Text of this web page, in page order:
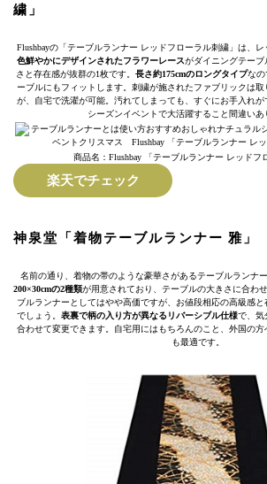
繍」
Flushbayの「テーブルランナー レッドフローラル刺繍」は、
色鮮やかにデザインされたフラワーレースがダイニングテー
さと存在感が抜群の1枚です。 長さ約175cmのロングタイプなの
ーブルにもフィットします。刺繍が施されたファブリックは
が、自宅で洗濯が可能。汚れてしまっても、すぐにお手入れ
シーズンイベントで大活躍すること間違いあ
商品名：Flushbay 「テーブルランナー レッドフ
楽天でチェック
神泉堂「着物テーブルランナー 雅」
名前の通り、着物の帯のような豪華さがあるテーブルランナ
200×30cmの2種類が用意されており、テーブルの大きさに合わ
ブルランナーとしてはやや高価ですが、お値段相応の高級感
でしょう。 表裏で柄の入り方が異なるリバーシブル仕様で、気
合わせて変更できます。自宅用にはもちろんのこと、外国の
も最適です。